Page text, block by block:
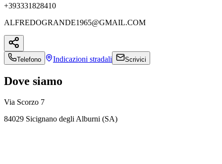
+393331828410
ALFREDOGRANDE1965@GMAIL.COM
Telefono Indicazioni stradali Scrivici
Dove siamo
Via Scorzo 7
84029 Sicignano degli Alburni (SA)